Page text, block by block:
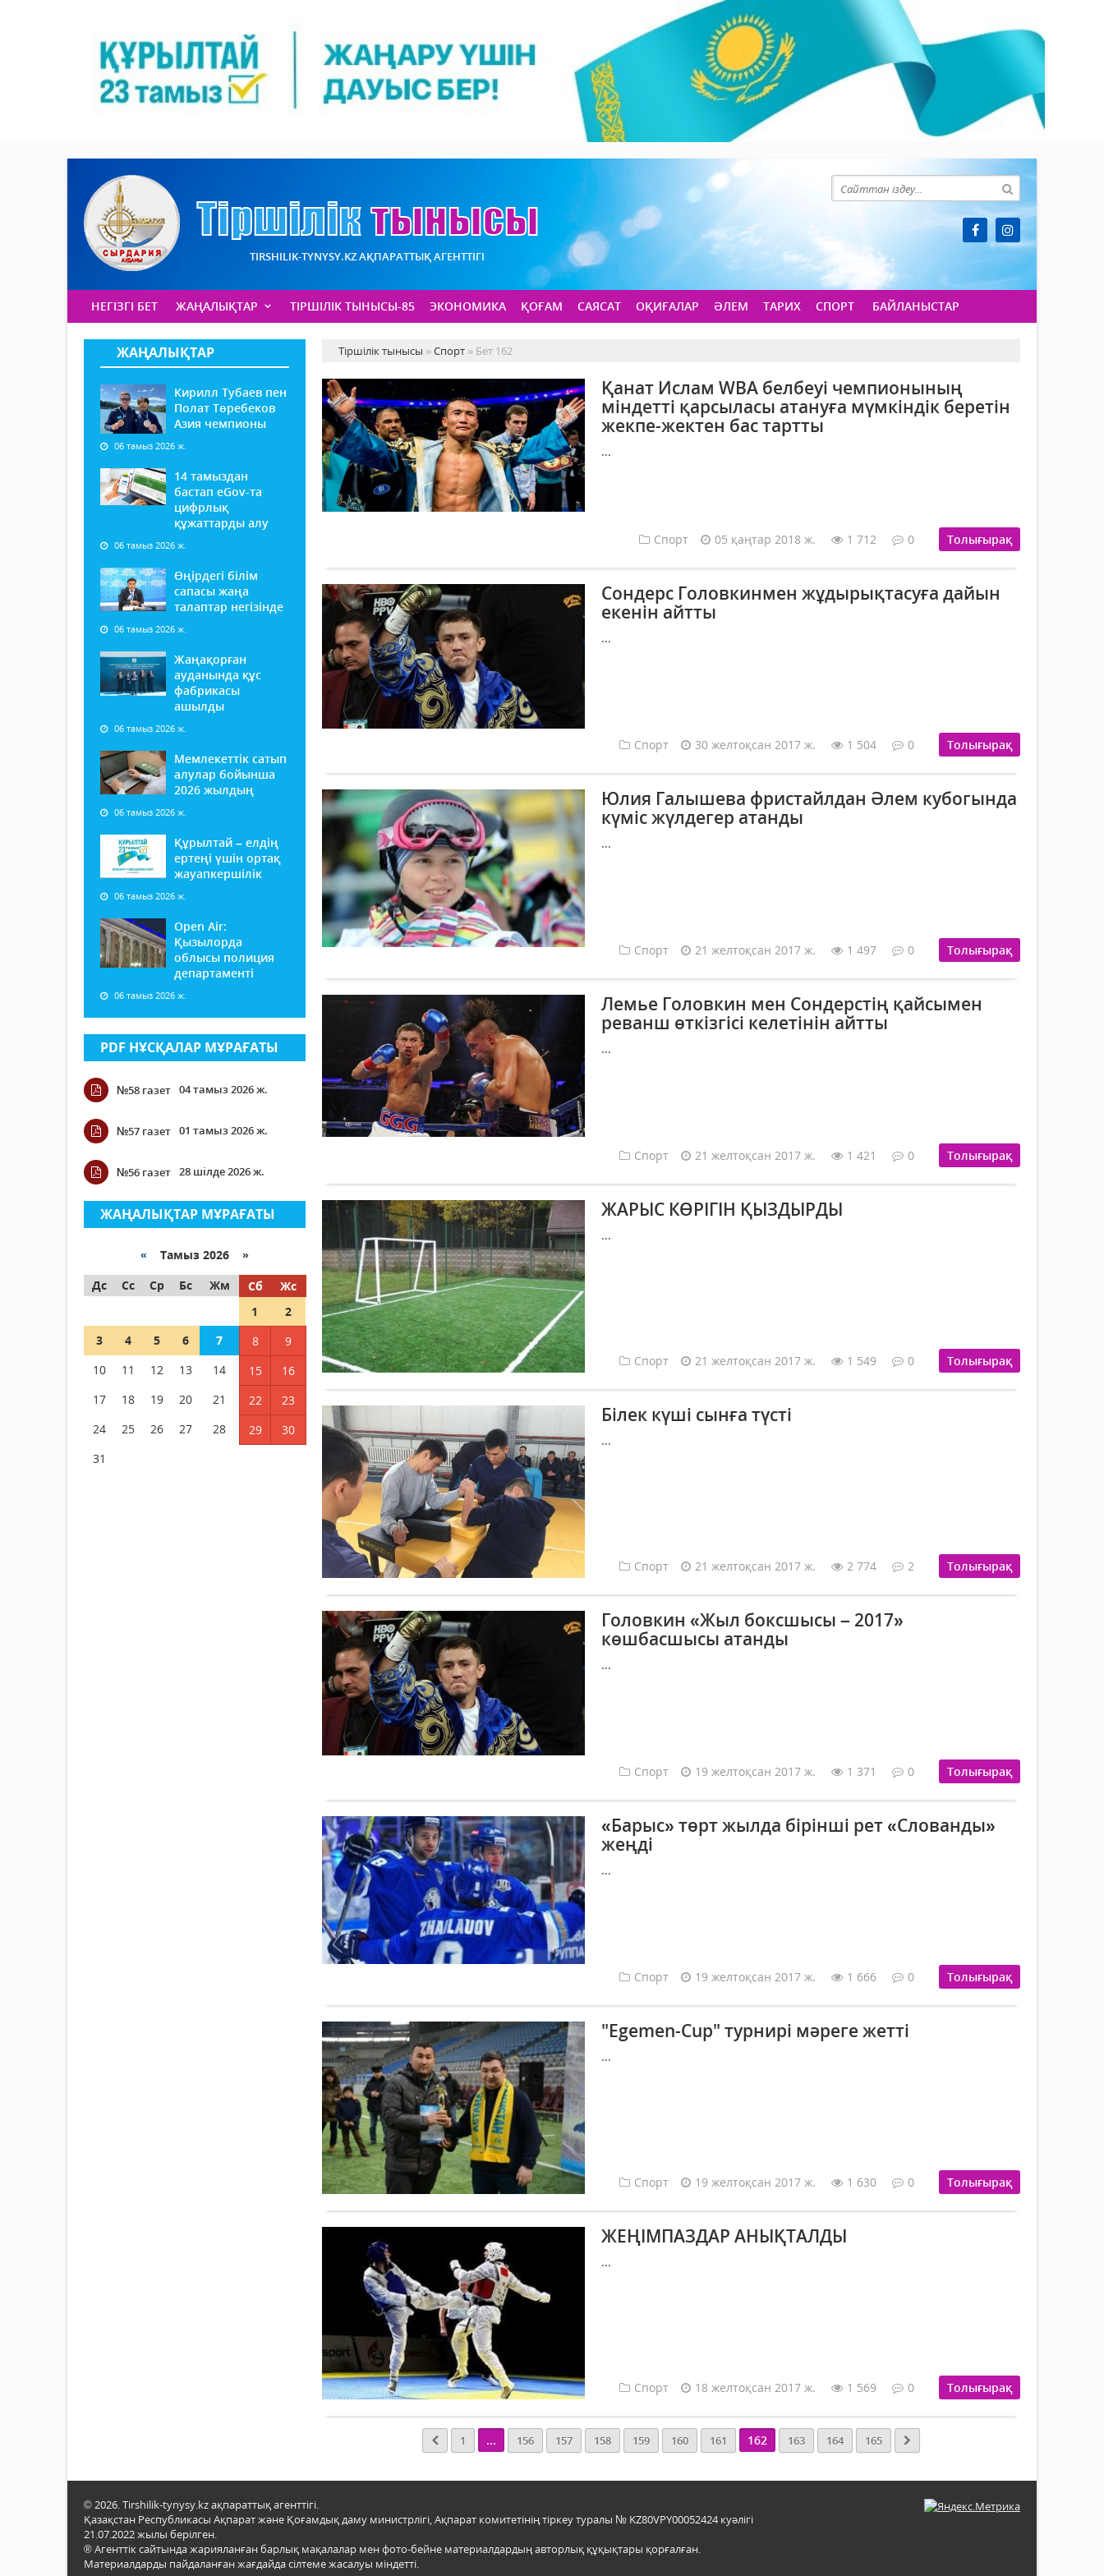
TIRSHILIK-TYNYSY.KZ АҚПАРАТТЫҚ АГЕНТТІГІ
НЕГІЗГІ БЕТ ЖАҢАЛЫҚТАР ТІРШІЛІК ТЫНЫСЫ-85 ЭКОНОМИКА ҚОҒАМ САЯСАТ ОҚИҒАЛАР ӘЛЕМ ТАРИХ СПОРТ БАЙЛАНЫСТАР
ЖАҢАЛЫҚТАР
Кирилл Тубаев пен
Полат Төребеков
Азия чемпионы
06 тамыз 2026 ж.
14 тамыздан
бастап еGov-та
цифрлық
құжаттарды алу
06 тамыз 2026 ж.
Өңірдегі білім
сапасы жаңа
талаптар негізінде
06 тамыз 2026 ж.
Жаңақорған
ауданында құс
фабрикасы
ашылды
06 тамыз 2026 ж.
Мемлекеттік сатып
алулар бойынша
2026 жылдың
06 тамыз 2026 ж.
Құрылтай – елдің
ертеңі үшін ортақ
жауапкершілік
06 тамыз 2026 ж.
Open Air:
Қызылорда
облысы полиция
департаменті
06 тамыз 2026 ж.
PDF НҰСҚАЛАР МҰРАҒАТЫ
№58 газет 04 тамыз 2026 ж.
№57 газет 01 тамыз 2026 ж.
№56 газет 28 шілде 2026 ж.
ЖАҢАЛЫҚТАР МҰРАҒАТЫ
« Тамыз 2026 »
Дс
Сс Ср Бс Жм Сб
Жс
1
2
3
4 5 6 7 8
9
10
11 12 13 14 15
16
17
18 19 20 21 22
23
24
25 26 27 28 29
30
31
Тіршілік тынысы »Спорт » Бет 162
Қанат Ислам WBA белбеуі чемпионының
міндетті қарсыласы атануға мүмкіндік беретін
жекпе-жектен бас тартты
...
Спорт 05 қаңтар 2018 ж. 1 712 0 Толығырақ
Сондерс Головкинмен жұдырықтасуға дайын
екенін айтты
...
Спорт 30 желтоқсан 2017 ж. 1 504 0 Толығырақ
Юлия Галышева фристайлдан Әлем кубогында
күміс жүлдегер атанды
...
Спорт 21 желтоқсан 2017 ж. 1 497 0 Толығырақ
Лемье Головкин мен Сондерстің қайсымен
реванш өткізгісі келетінін айтты
...
Спорт 21 желтоқсан 2017 ж. 1 421 0 Толығырақ
ЖАРЫС КӨРІГІН ҚЫЗДЫРДЫ
...
Спорт 21 желтоқсан 2017 ж. 1 549 0 Толығырақ
Білек күші сынға түсті
...
Спорт 21 желтоқсан 2017 ж. 2 774 2 Толығырақ
Головкин «Жыл боксшысы – 2017»
көшбасшысы атанды
...
Спорт 19 желтоқсан 2017 ж. 1 371 0 Толығырақ
«Барыс» төрт жылда бірінші рет «Слованды»
жеңді
...
Спорт 19 желтоқсан 2017 ж. 1 666 0 Толығырақ
"Egemen-Cup" турнирі мәреге жетті
...
Спорт 19 желтоқсан 2017 ж. 1 630 0 Толығырақ
ЖЕҢІМПАЗДАР АНЫҚТАЛДЫ
...
Спорт 18 желтоқсан 2017 ж. 1 569 0 Толығырақ
1 ... 156 157 158 159 160 161 162 163 164 165
© 2026. Tirshilik-tynysy.kz ақпараттық агенттігі.
Қазақстан Республикасы Ақпарат және Қоғамдық даму министрлігі, Ақпарат комитетінің тіркеу туралы № KZ80VPY00052424 куәлігі
21.07.2022 жылы берілген.
® Агенттік сайтында жарияланған барлық мақалалар мен фото-бейне материалдардың авторлық құқықтары қорғалған.
Материалдарды пайдаланған жағдайда сілтеме жасалуы міндетті.